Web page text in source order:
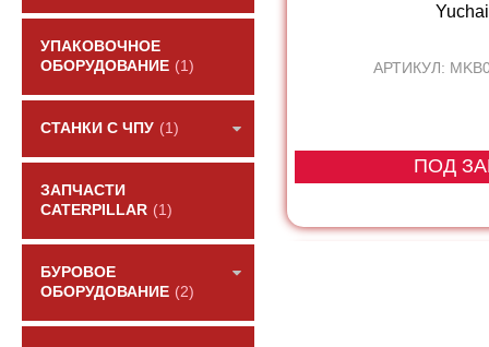
УПАКОВОЧНОЕ
ОБОРУДОВАНИЕ (1)
СТАНКИ С ЧПУ (1)
ЗАПЧАСТИ
CATERPILLAR (1)
БУРОВОЕ
ОБОРУДОВАНИЕ (2)
АРТИКУЛ:
ПОД